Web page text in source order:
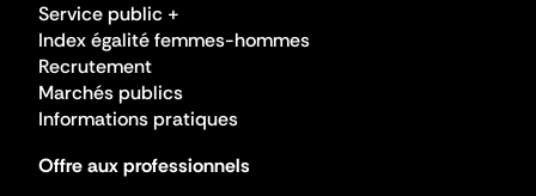
Service public +
Index égalité femmes-hommes
Recrutement
Marchés publics
Informations pratiques
Offre aux professionnels